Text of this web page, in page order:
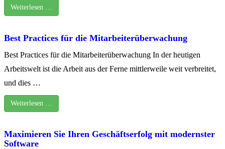
Weiterlesen …
Best Practices für die Mitarbeiterüberwachung
Best Practices für die Mitarbeiterüberwachung In der heutigen
Arbeitswelt ist die Arbeit aus der Ferne mittlerweile weit verbreitet,
und dies …
Weiterlesen …
Maximieren Sie Ihren Geschäftserfolg mit modernster
Software